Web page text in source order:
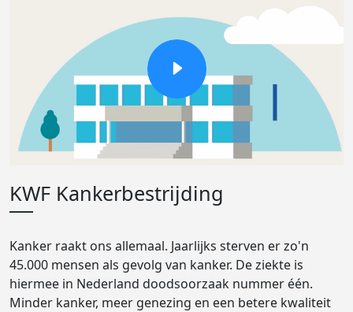
KWF Kankerbestrijding
Kanker raakt ons allemaal. Jaarlijks sterven er zo'n
45.000 mensen als gevolg van kanker. De ziekte is
hiermee in Nederland doodsoorzaak nummer één.
Minder kanker, meer genezing en een betere kwaliteit